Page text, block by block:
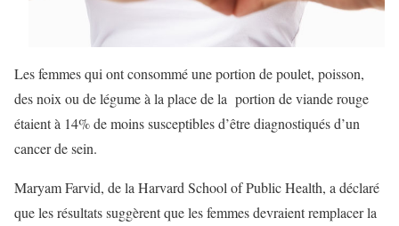
Les femmes qui ont consommé une portion de poulet, poisson,
des noix ou de légume à la place de la portion de viande rouge
étaient à 14% de moins susceptibles d’être diagnostiqués d’un
cancer de sein.
Maryam Farvid, de la Harvard School of Public Health, a déclaré
que les résultats suggèrent que les femmes devraient remplacer la